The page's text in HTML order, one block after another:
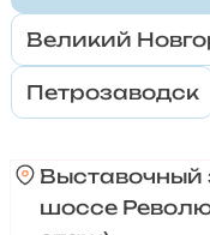
Великий
Петрозаводск
Выставочный
шоссе